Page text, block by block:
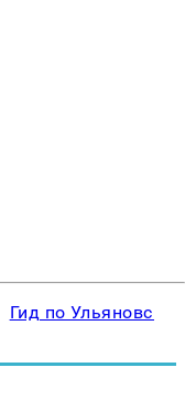
Гид по Ульяновску